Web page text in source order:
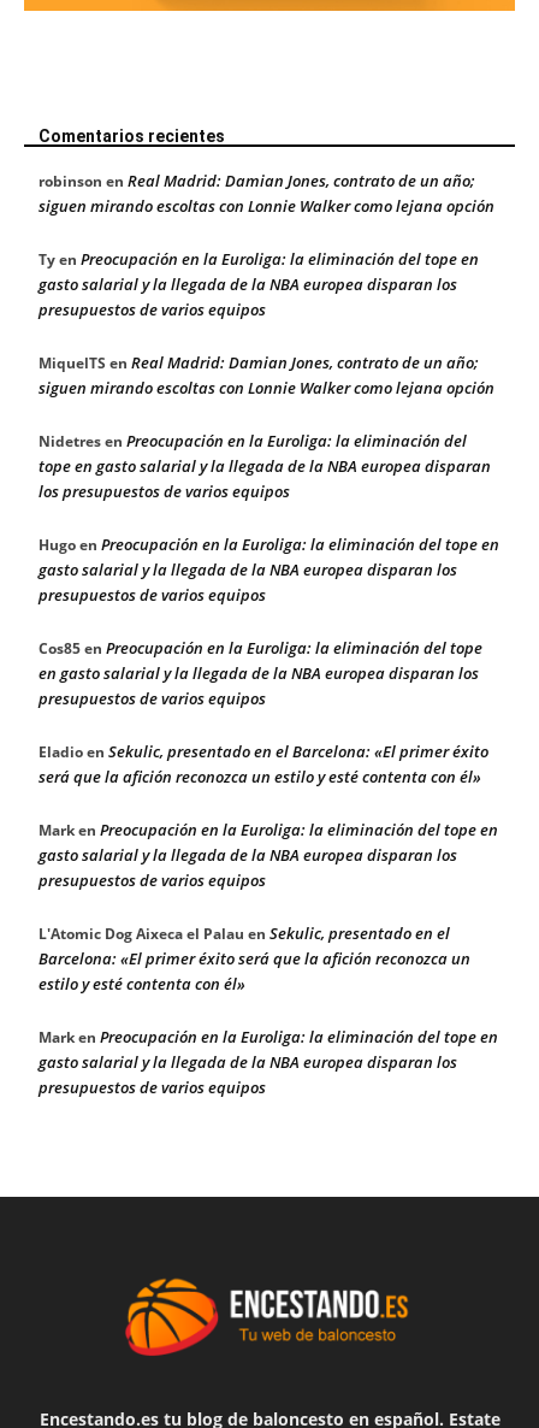
Comentarios recientes
robinson en Real Madrid: Damian Jones, contrato de un año;
siguen mirando escoltas con Lonnie Walker como lejana opción
Tyen Preocupación en la Euroliga: la eliminación del tope en
gasto salarial y la llegada de la NBA europea disparan los
presupuestos de varios equipos
MiquelTS en Real Madrid: Damian Jones, contrato de un año;
siguen mirando escoltas con Lonnie Walker como lejana opción
Nidetresen Preocupación en la Euroliga: la eliminación del
tope en gasto salarial y la llegada de la NBA europea disparan
los presupuestos de varios equipos
Hugoen Preocupación en la Euroliga: la eliminación del tope en
gasto salarial y la llegada de la NBA europea disparan los
presupuestos de varios equipos
Cos85en Preocupación en la Euroliga: la eliminación del tope
en gasto salarial y la llegada de la NBA europea disparan los
presupuestos de varios equipos
Eladioen Sekulic, presentado en el Barcelona: «El primer éxito
será que la afición reconozca un estilo y esté contenta con él»
Marken Preocupación en la Euroliga: la eliminación del tope en
gasto salarial y la llegada de la NBA europea disparan los
presupuestos de varios equipos
L'Atomic Dog Aixeca el Palau en Sekulic, presentado en el
Barcelona: «El primer éxito será que la afición reconozca un
estilo y esté contenta con él»
Marken Preocupación en la Euroliga: la eliminación del tope en
gasto salarial y la llegada de la NBA europea disparan los
presupuestos de varios equipos
Encestando.es tu blog de baloncesto en español. Estate